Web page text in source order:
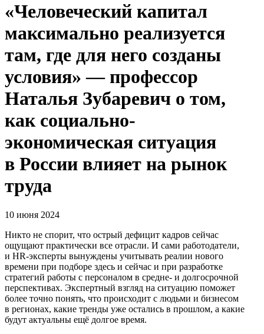
«Человеческий капитал
максимально реализуется
там, где для него созданы
условия» — профессор
Наталья Зубаревич о том,
как социально-
экономическая ситуация
в России влияет на рынок
труда
10 июня 2024
Никто не спорит, что острый дефицит кадров сейчас
ощущают практически все отрасли. И сами работодатели,
и HR-эксперты вынуждены учитывать реалии нового
времени при подборе здесь и сейчас и при разработке
стратегий работы с персоналом в средне- и долгосрочной
перспективах. Экспертный взгляд на ситуацию поможет
более точно понять, что происходит с людьми и бизнесом
в регионах, какие тренды уже остались в прошлом, а какие
будут актуальны ещё долгое время.